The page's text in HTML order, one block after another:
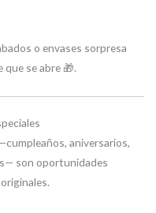
o envases sorpresa
se abre 🎁.
aniversarios,
son oportunidades